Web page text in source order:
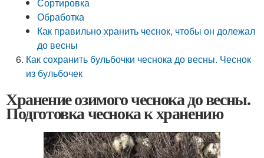
Обработка
Как правильно хранить чеснок, чтобы он долежал
до весны
Как сохранить бульбочки чеснока до весны. Чеснок
из бульбочек
Хранение озимого чеснока до весны.
Подготовка чеснока к хранению